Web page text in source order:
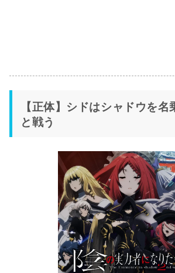
【正体】シドはシャドウを
と戦う